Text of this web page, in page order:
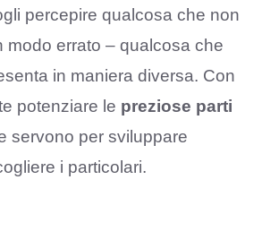
percepire qualcosa che non
modo errato – qualcosa che
in maniera diversa. Con
potenziare le preziose parti
servono per sviluppare
i particolari.